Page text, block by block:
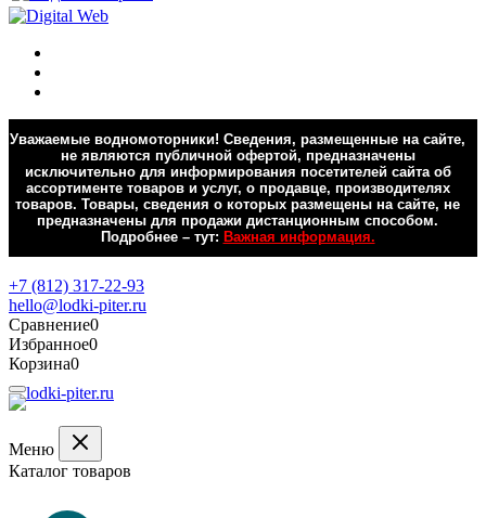
Уважаемые водномоторники! Сведения, размещенные на сайте,
не являются публичной офертой, предназначены
исключительно для информирования посетителей сайта об
ассортименте товаров и услуг, о продавце, производителях
товаров. Товары, сведения о которых размещены на сайте, не
предназначены для продажи дистанционным способом.
Подробнее – тут: Важная информация.
+7 (812) 317-22-93
hello@lodki-piter.ru
Сравнение0
Избранное0
Корзина0
Меню
Каталог товаров